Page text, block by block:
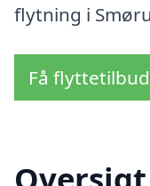
flytning i
Få